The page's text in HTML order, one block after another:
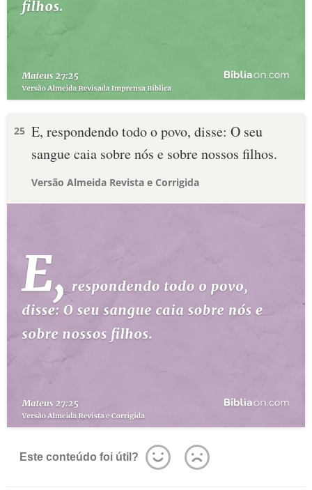
25 E, respondendo todo o povo, disse: O seu
sangue caia sobre nós e sobre nossos filhos.
Versão Almeida Revista e Corrigida
Este conteúdo foi útil?